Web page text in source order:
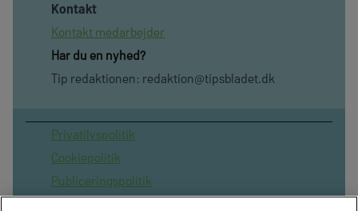
Kontakt
Kontakt medarbejder
Har du en nyhed?
Tip redaktionen: redaktion@tipsbladet.dk
Privatilvspolitik
Cookiepolitik
Publiceringspolitik